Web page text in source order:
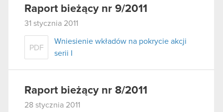
Raport bieżący nr 9/2011
31 stycznia 2011
PDF
Wniesienie wkładów na pokrycie akcji
serii I
Raport bieżący nr 8/2011
28 stycznia 2011